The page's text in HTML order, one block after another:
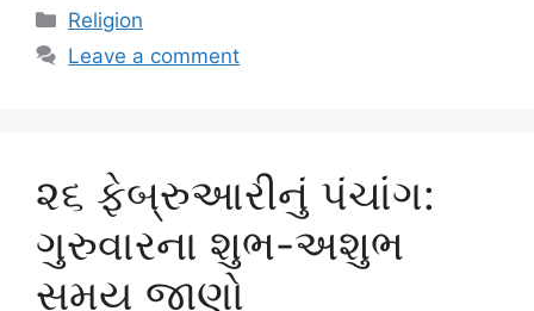
Categories
Religion
Leave a comment
૨૬ ફેબ્રુઆરીનું પંચાંગ:
ગુરુવારના શુભ-અશુભ
સમય જાણો